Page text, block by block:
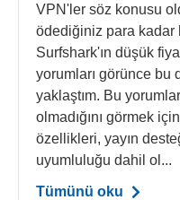
VPN'ler söz konusu
ödediğiniz para kadar
Surfshark'ın düşük
yorumları görünce bu
yaklaştım. Bu
olmadığını görmek
özellikleri, yayın
uyumluluğu dahil ol...
Tümünü oku